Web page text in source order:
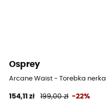
Osprey
Arcane Waist - Torebka nerka
154,11 zł 199,00 zł -22%